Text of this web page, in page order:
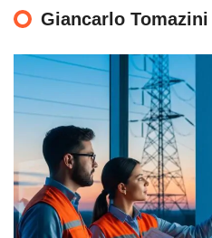
Giancarlo Tomazini